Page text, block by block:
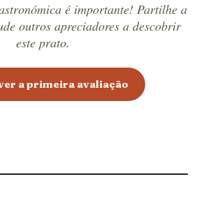
é importante! Partilhe a
outros apreciadores a descobrir
este prato.
a primeira avaliação